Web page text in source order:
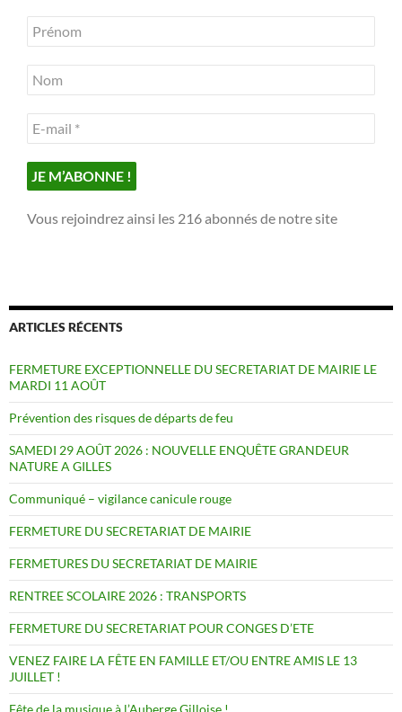
Vous rejoindrez ainsi les 216 abonnés de notre site
ARTICLES RÉCENTS
FERMETURE EXCEPTIONNELLE DU SECRETARIAT DE MAIRIE LE
MARDI 11 AOÛT
Prévention des risques de départs de feu
SAMEDI 29 AOÛT 2026 : NOUVELLE ENQUÊTE GRANDEUR
NATURE A GILLES
Communiqué – vigilance canicule rouge
FERMETURE DU SECRETARIAT DE MAIRIE
FERMETURES DU SECRETARIAT DE MAIRIE
RENTREE SCOLAIRE 2026 : TRANSPORTS
FERMETURE DU SECRETARIAT POUR CONGES D’ETE
VENEZ FAIRE LA FÊTE EN FAMILLE ET/OU ENTRE AMIS LE 13
JUILLET !
Fête de la musique à l’Auberge Gilloise !